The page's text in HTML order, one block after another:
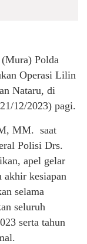
Polda
Operasi Lilin
Nataru, di
12/2023) pagi.
MM. saat
Polisi Drs.
apel gelar
akhir kesiapan
selama
seluruh
serta tahun